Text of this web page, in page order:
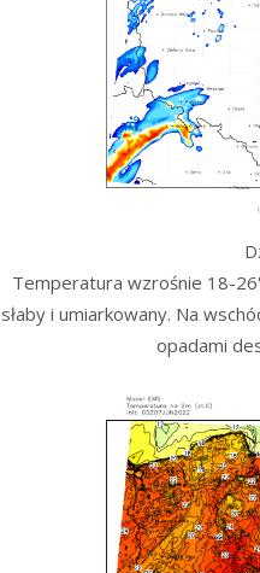
Temperatura wzrośnie 18-
słaby i umiarkowany. Na
opadami